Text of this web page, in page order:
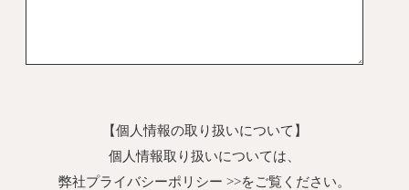
【個人情報の取り扱いについて】
個人情報取り扱いについては、
弊社プライバシーポリシー >>をご覧ください。